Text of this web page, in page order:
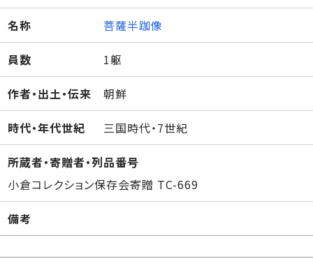
名称 菩薩半跏像
員数 1躯
作者・出土・伝来 朝鮮
時代・年代世紀 三国時代・7世紀
所蔵者・寄贈者・列品番号
小倉コレクション保存会寄贈 TC-669
備考